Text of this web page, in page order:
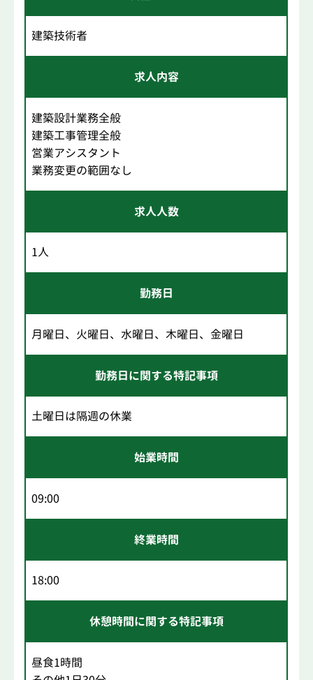
建築技術者
求人内容
建築設計業務全般
建築工事管理全般
営業アシスタント
業務変更の範囲なし
求人人数
1人
勤務日
月曜日、火曜日、水曜日、木曜日、金曜日
勤務日に関する特記事項
土曜日は隔週の休業
始業時間
09:00
終業時間
18:00
休憩時間に関する特記事項
昼食1時間